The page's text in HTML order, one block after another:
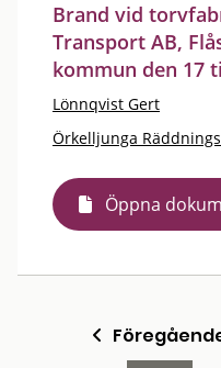
Brand vid
Transport AB,
kommun den 17
Lönnqvist Gert
Örkelljunga
Öppna